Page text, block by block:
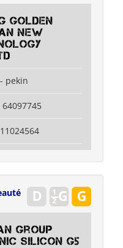
Golden
New
pekin
Group
Silicon G5